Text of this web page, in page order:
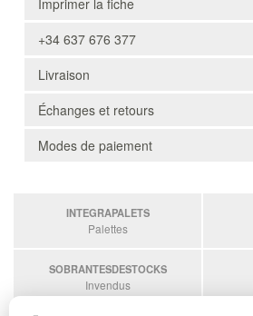
Imprimer la fiche
+34 637 676 377
Livraison
Échanges et retours
Modes de paiement
INTEGRAPALETS
Palettes
SOBRANTESDESTOCKS
Invendus